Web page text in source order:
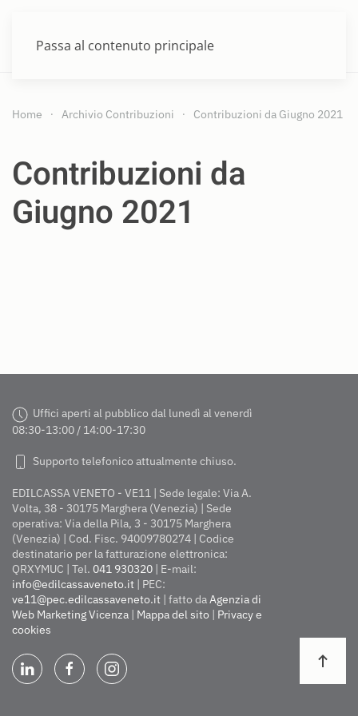
Passa al contenuto principale
Home Archivio Contribuzioni Contribuzioni da Giugno 2021
Contribuzioni da
Giugno 2021
Uffici aperti al pubblico dal lunedì al venerdì
08:30-13:00 / 14:00-17:30
Supporto telefonico attualmente chiuso.
EDILCASSA VENETO - VE11 | Sede legale: Via A.
Volta, 38 - 30175 Marghera (Venezia) | Sede
operativa: Via della Pila, 3 - 30175 Marghera
(Venezia) | Cod. Fisc. 94009780274 | Codice
destinatario per la fatturazione elettronica:
QRXYMUC | Tel. 041 930320 | E-mail:
info@edilcassaveneto.it | PEC:
ve11@pec.edilcassaveneto.it | fatto daAgenzia di
Web Marketing Vicenza | Mappa del sito | Privacy e
cookies